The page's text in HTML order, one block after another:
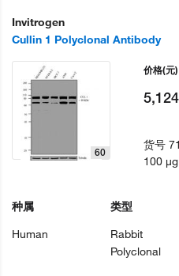
Invitrogen
Cullin 1 Polyclonal Antibody
60
种属
Human
类型
Rabbit
Polyclonal
价格(元)
货号
100 µg